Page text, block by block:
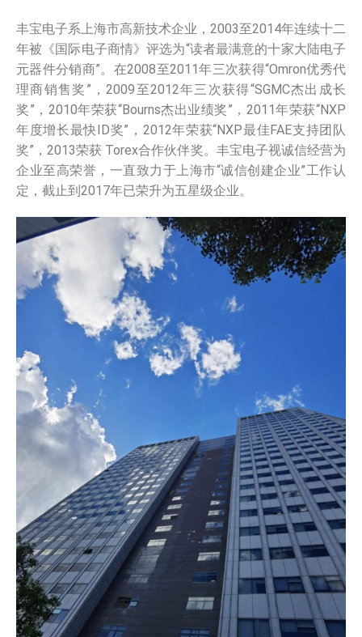
丰宝电子系上海市高新技术企业，2003至2014年连续十二
年被《国际电子商情》评选为“读者最满意的十家大陆电子
元器件分销商”。在2008至2011年三次获得“Omron优秀代
理商销售奖”，2009至2012年三次获得“SGMC杰出成长
奖”，2010年荣获“Bourns杰出业绩奖”，2011年荣获“NXP
年度增长最快ID奖”，2012年荣获“NXP最佳FAE支持团队
奖”，2013荣获 Torex合作伙伴奖。丰宝电子视诚信经营为
企业至高荣誉，一直致力于上海市“诚信创建企业”工作认
定，截止到2017年已荣升为五星级企业。